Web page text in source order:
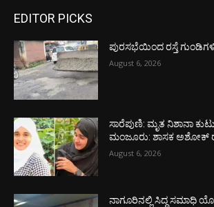
EDITOR PICKS
ಪುರಸಭೆಯಿಂದ ರಸ್ತೆ
August 6, 2026
ಸಾರೆಪುಣಿ: ಮೃತ ನಿಶಾನಾ
ಮಂಜೂರು: ಶಾಸಕ ಅಶೋಕ್
August 6, 2026
ನಾಗೂರಿನಲ್ಲಿ ಸಿದ್ಧ ಸಮಾಧಿ